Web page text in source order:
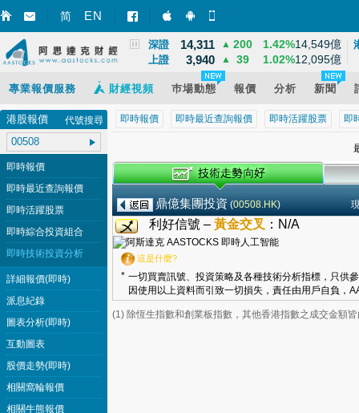
简 EN 智財迅 (iPhone)
智財迅 (Android)
國指 8,531
深證 14,311 ▲ 200 1.42%14,549億
上證 3,940 ▲ 39 1.02%12,095億
專業報價服務 財經視頻 巿場動態 報價 分析 新聞
即時報價 即時最近查詢報價 即時活躍股票 即
鼎億集團投資 (00508.HK)
利好信號 – 黃金交叉 ： N/A
這是什麼?
* 一切買賣訊號、投資策略及各種技術分析指標，只供
因使用以上資料而引致一切損失，責任由用戶自負，
(1) 除恆生指數和創業板指數，其他香港指數之成交金額
港股報價 代號搜尋
即時報價
即時最近查詢報價
即時活躍股票
即時綜合投資組合
即時技術投資分析
詳細報價(即時)
派息紀錄
圖表分析(即時)
互動圖表
股價走勢(即時)
相關窩輪報價
相關牛熊報價